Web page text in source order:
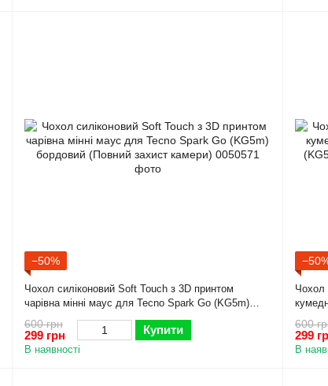
−50%
Чохол силіконовий Soft Touch з 3D принтом
чарівна мінні маус для Tecno Spark Go (KG5m)
бордовий (Повний захист камери)
600 грн
299 грн Купити
В наявності
Чохол
600
299
В